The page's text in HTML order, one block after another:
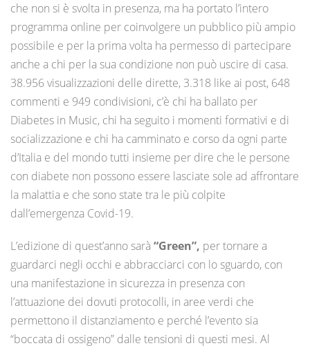
che non si è svolta in presenza, ma ha portato l’intero
programma online per coinvolgere un pubblico più ampio
possibile e per la prima volta ha permesso di partecipare
anche a chi per la sua condizione non può uscire di casa.
38.956 visualizzazioni delle dirette, 3.318 like ai post, 648
commenti e 949 condivisioni, c’è chi ha ballato per
Diabetes in Music, chi ha seguito i momenti formativi e di
socializzazione e chi ha camminato e corso da ogni parte
d’Italia e del mondo tutti insieme per dire che le persone
con diabete non possono essere lasciate sole ad affrontare
la malattia e che sono state tra le più colpite
dall’emergenza Covid-19.
L’edizione di quest’anno sarà “Green”, per tornare a
guardarci negli occhi e abbracciarci con lo sguardo, con
una manifestazione in sicurezza in presenza con
l’attuazione dei dovuti protocolli, in aree verdi che
permettono il distanziamento e perché l’evento sia
“boccata di ossigeno” dalle tensioni di questi mesi. Al